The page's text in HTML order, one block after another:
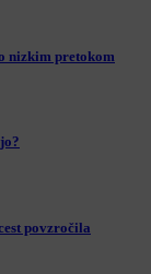
nizkim pretokom
povzročila